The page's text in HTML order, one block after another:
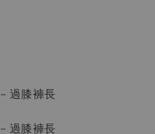
－過膝褲長
－過膝褲長